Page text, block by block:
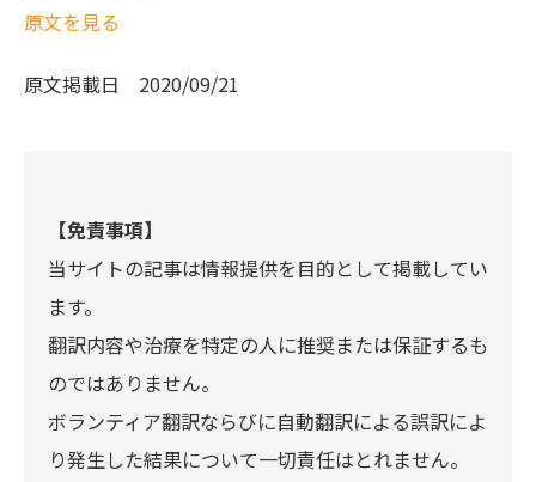
原文を見る
原文掲載日 2020/09/21
【免責事項】
当サイトの記事は情報提供を目的として掲載してい
ます。
翻訳内容や治療を特定の人に推奨または保証するも
のではありません。
ボランティア翻訳ならびに自動翻訳による誤訳によ
り発生した結果について一切責任はとれません。